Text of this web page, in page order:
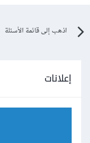
اذهب إلى قائمة الأسئلة
إعلانات